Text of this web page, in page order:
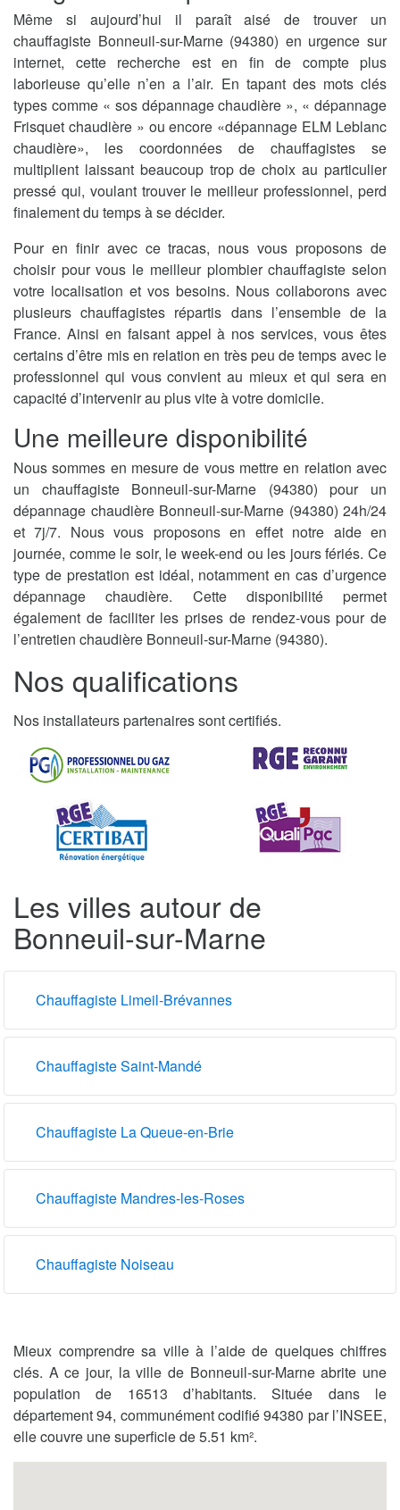
Même si aujourd’hui il paraît aisé de trouver un
chauffagiste Bonneuil-sur-Marne (94380) en urgence sur
internet, cette recherche est en fin de compte plus
laborieuse qu’elle n’en a l’air. En tapant des mots clés
types comme « sos dépannage chaudière », « dépannage
Frisquet chaudière » ou encore «dépannage ELM Leblanc
chaudière», les coordonnées de chauffagistes se
multiplient laissant beaucoup trop de choix au particulier
pressé qui, voulant trouver le meilleur professionnel, perd
finalement du temps à se décider.
Pour en finir avec ce tracas, nous vous proposons de
choisir pour vous le meilleur plombier chauffagiste selon
votre localisation et vos besoins. Nous collaborons avec
plusieurs chauffagistes répartis dans l’ensemble de la
France. Ainsi en faisant appel à nos services, vous êtes
certains d’être mis en relation en très peu de temps avec le
professionnel qui vous convient au mieux et qui sera en
capacité d’intervenir au plus vite à votre domicile.
Une meilleure disponibilité
Nous sommes en mesure de vous mettre en relation avec
un chauffagiste Bonneuil-sur-Marne (94380) pour un
dépannage chaudière Bonneuil-sur-Marne (94380) 24h/24
et 7j/7. Nous vous proposons en effet notre aide en
journée, comme le soir, le week-end ou les jours fériés. Ce
type de prestation est idéal, notamment en cas d’urgence
dépannage chaudière. Cette disponibilité permet
également de faciliter les prises de rendez-vous pour de
l’entretien chaudière Bonneuil-sur-Marne (94380).
Nos qualifications
Nos installateurs partenaires sont certifiés.
Les villes autour de
Bonneuil-sur-Marne
Chauffagiste Limeil-Brévannes
Chauffagiste Saint-Mandé
Chauffagiste La Queue-en-Brie
Chauffagiste Mandres-les-Roses
Chauffagiste Noiseau
Mieux comprendre sa ville à l’aide de quelques chiffres
clés. A ce jour, la ville de Bonneuil-sur-Marne abrite une
population de 16513 d’habitants. Située dans le
département 94, communément codifié 94380 par l’INSEE,
elle couvre une superficie de 5.51 km².